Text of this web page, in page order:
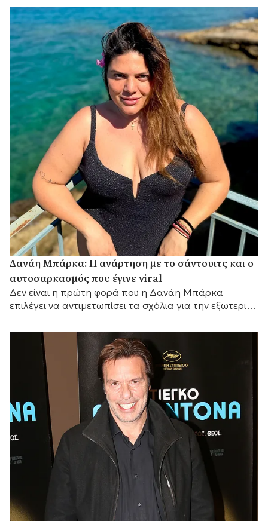
Δανάη Μπάρκα: Η ανάρτηση με το σάντουιτς και ο
αυτοσαρκασμός που έγινε viral
Δεν είναι η πρώτη φορά που η Δανάη Μπάρκα
επιλέγει να αντιμετωπίσει τα σχόλια για την εξωτερική